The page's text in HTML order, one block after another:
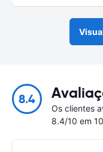
8.4
Os clientes
8.4/10 em